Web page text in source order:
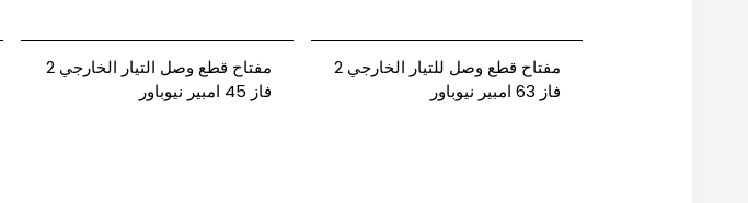
مفتاح قطع وصل للتيار الخارجي 2
فاز 63 امبير نيوباور
مفتاح قطع وصل التيار الخارجي 2
فاز 45 امبير نيوباور